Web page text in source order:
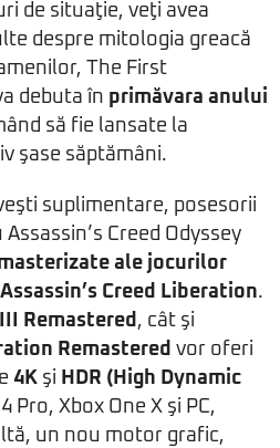
de situaţie, veţi avea
despre mitologia greacă
The First
debuta în primăvara anului
să fie lansate la
şase săptămâni.
suplimentare, posesorii
Creed Odyssey
ale jocurilor
Assassin’s Creed Liberation.
Remastered , cât şi
Remastered vor oferi
4K şi HDR (High Dynamic
Pro, Xbox One X şi PC,
un nou motor grafic,